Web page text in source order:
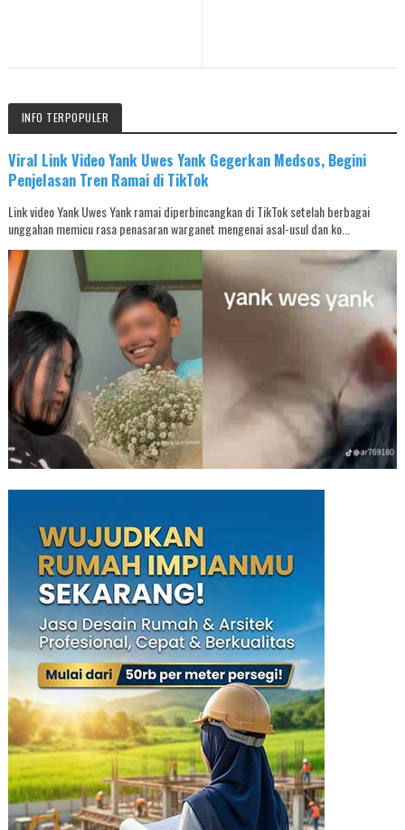
INFO TERPOPULER
Viral Link Video Yank Uwes Yank Gegerkan Medsos, Begini
Penjelasan Tren Ramai di TikTok
Link video Yank Uwes Yank ramai diperbincangkan di TikTok setelah berbagai
unggahan memicu rasa penasaran warganet mengenai asal-usul dan ko...